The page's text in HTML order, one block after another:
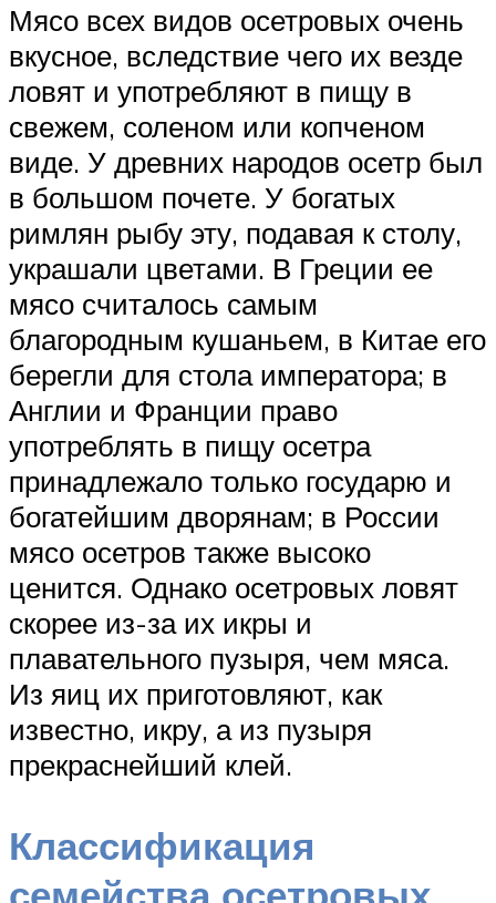
Мясо всех видов осетровых очень
вкусное, вследствие чего их везде
ловят и употребляют в пищу в
свежем, соленом или копченом
виде. У древних народов осетр был
в большом почете. У богатых
римлян рыбу эту, подавая к столу,
украшали цветами. В Греции ее
мясо считалось самым
благородным кушаньем, в Китае его
берегли для стола императора; в
Англии и Франции право
употреблять в пищу осетра
принадлежало только государю и
богатейшим дворянам; в России
мясо осетров также высоко
ценится. Однако осетровых ловят
скорее из-за их икры и
плавательного пузыря, чем мяса.
Из яиц их приготовляют, как
известно, икру, а из пузыря
прекраснейший клей.
Классификация